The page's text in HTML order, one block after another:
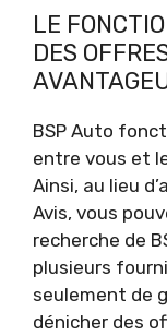
LE
DES
BSP Auto
entre vous et
Ainsi, au lieu
Avis, vous
recherche de
plusieurs
seulement de
dénicher des